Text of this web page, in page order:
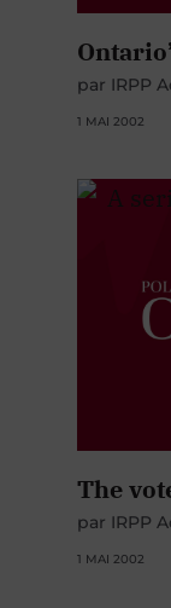
par IRPP
1 MAI 2002
The
par IRPP
1 MAI 2002